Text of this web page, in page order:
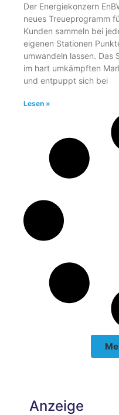
Der Energiekonzern
neues Treueprogramm
Kunden sammeln bei
eigenen Stationen
umwandeln lassen. Das
im hart umkämpften
und entpuppt sich bei
Lesen »
Anzeige